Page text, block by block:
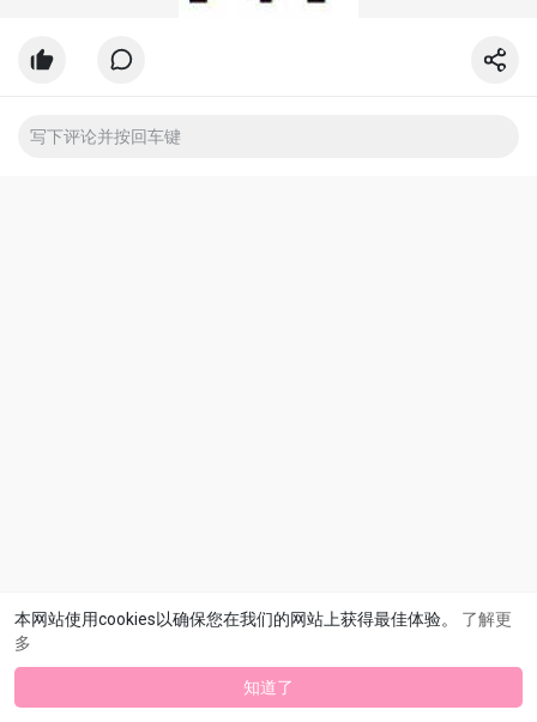
本网站使用cookies以确保您在我们的网站上获得最佳体验。 了解更
多
知道了